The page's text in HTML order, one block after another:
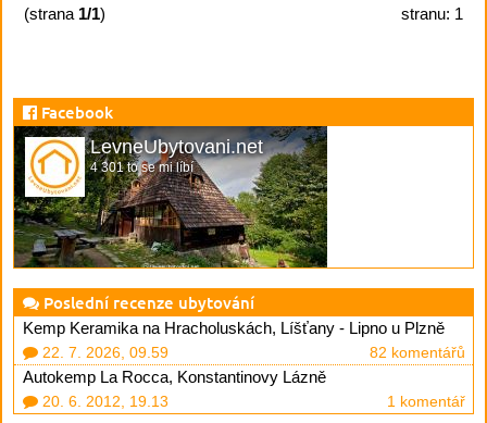
(strana 1/1)
stranu: 1
Facebook
LevneUbytovani.net
4 301 to se mi líbí
Poslední recenze ubytování
Kemp Keramika na Hracholuskách, Líšťany - Lipno u Plzně
22. 7. 2026, 09.59 82 komentářů
Autokemp La Rocca, Konstantinovy Lázně
20. 6. 2012, 19.13 1 komentář